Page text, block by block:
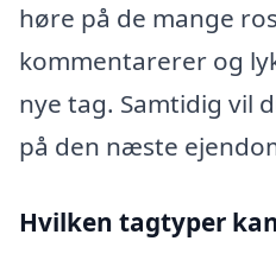
høre på de mange
kommentarerer og
nye tag. Samtidig vil
på den næste
Hvilken tagtyper